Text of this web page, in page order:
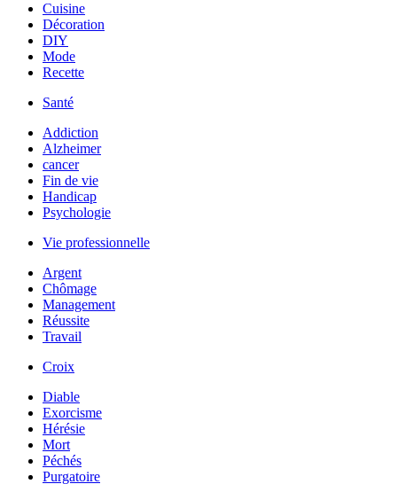
Cuisine
Décoration
DIY
Mode
Recette
Santé
Addiction
Alzheimer
cancer
Fin de vie
Handicap
Psychologie
Vie professionnelle
Argent
Chômage
Management
Réussite
Travail
Croix
Diable
Exorcisme
Hérésie
Mort
Péchés
Purgatoire